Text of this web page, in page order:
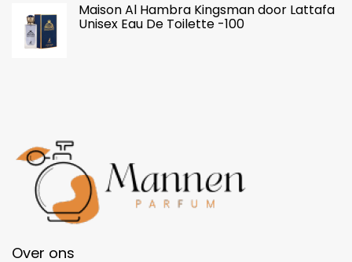
Maison Al Hambra Kingsman door Lattafa
Unisex Eau De Toilette -100
Over ons